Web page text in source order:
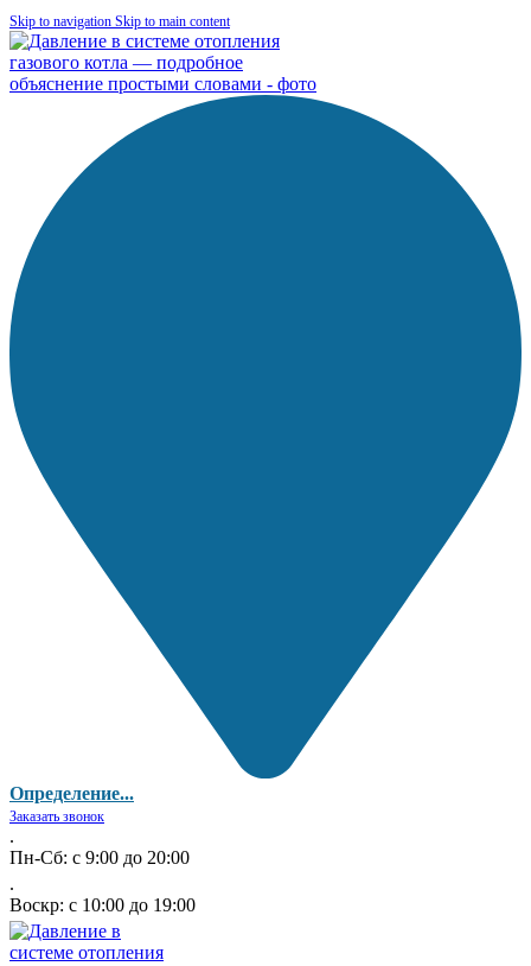
Skip to navigation Skip to main content
Определение...
Заказать звонок
.
Пн-Сб: с 9:00 до 20:00
.
Воскр: с 10:00 до 19:00